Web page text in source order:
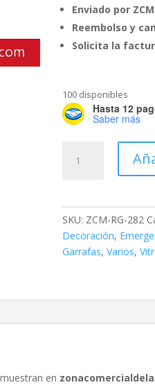
Enviado por ZCM
Reembolso y
Solicita la
100 disponibles
Hasta 12
Saber más
Ámbar
SKU: ZCM-RG-282
Decoración,
Garrafas,Varios,
en